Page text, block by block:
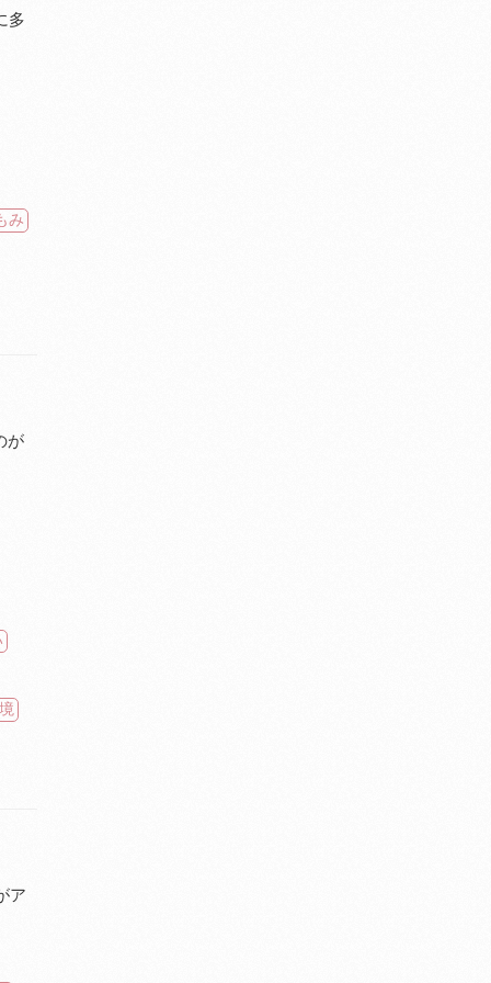
多
み
が
ア